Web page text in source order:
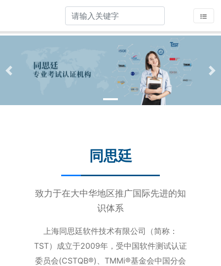
Previous
同思廷
致力于在大中华地区推广国际先进的知
识体系
上海同思廷软件技术有限公司（简称：
TST）成立于2009年，受中国软件测试认证
委员会(CSTQB®)、TMMi®基金会中国分会